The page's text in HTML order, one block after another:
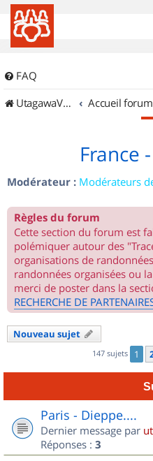
FAQ
UtagawaVTT (Randos VTT et VTTAE avec traces GPS)
Accueil forum
France
Modérateur : Modérateurs
Règles du forum
Cette section du forum est
polémiquer autour des
organisations de
randonnées organisées ou
merci de poster dans la
RECHERCHE DE
Nouveau sujet
147 sujets 1
Paris - Dieppe....
Dernier message par
Réponses : 3